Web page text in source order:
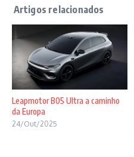
Leapmotor B05 Ultra a caminho
da Europa
24/Out/2025